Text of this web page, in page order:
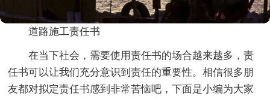
道路施工责任书
在当下社会，需要使用责任书的场合越来越多，责
任书可以让我们充分意识到责任的重要性。相信很多朋
友都对拟定责任书感到非常苦恼吧，下面是小编为大家